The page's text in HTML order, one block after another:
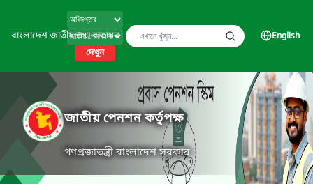
বাংলাদেশ জাতীয় তথ্য বাতায়ন
দেখুন
English
জাতীয় পেনশন কর্তৃপক্ষ
গণপ্রজাতন্ত্রী বাংলাদেশ সরকার